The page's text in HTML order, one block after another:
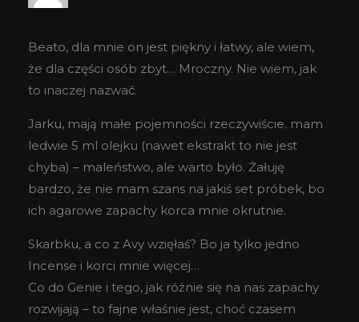
Beato, dla mnie on jest piękny i łatwy, ale wiem,
że dla części osób zbyt… Mroczny. Nie wiem, jak
to inaczej nazwać.
Jarku, mają małe pojemności rzeczywiście. mam
ledwie 5 ml olejku (nawet ekstrakt to nie jest
chyba) – maleństwo, ale warto było. Żałuję
bardzo, że nie mam szans na jakiś set próbek, bo
ich agarowe zapachy korca mnie okrutnie.
Skarbku, a co z Avy wzięłaś? Bo ja tylko jedno
Incense i korci mnie więcej…
Co do Genie i tego, jak różnie się na nas zapachy
rozwijają – to fajne właśnie jest, choć czasem